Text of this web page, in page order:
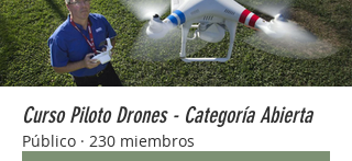
Curso Piloto Drones - Categoría Abierta
Público · 230 miembros